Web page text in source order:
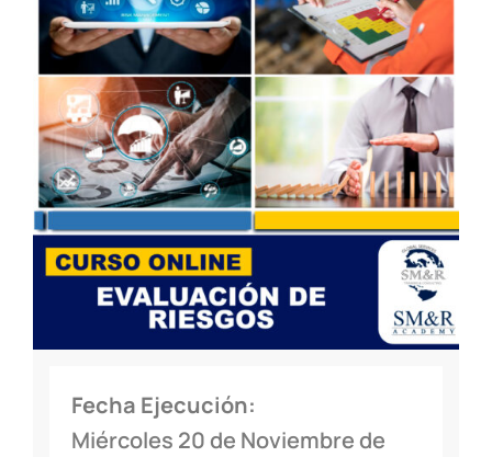
Fecha Ejecución:
Miércoles 20 de Noviembre de